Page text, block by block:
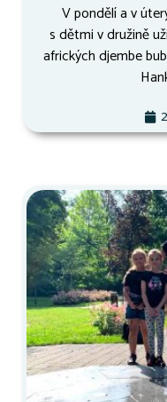
V pondělí a v
s dětmi v družině
afrických djembe